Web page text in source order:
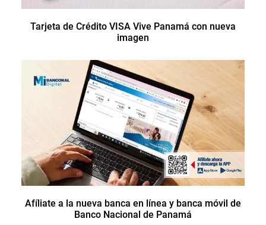
Tarjeta de Crédito VISA Vive Panamá con nueva
imagen
Afíliate a la nueva banca en línea y banca móvil de
Banco Nacional de Panamá